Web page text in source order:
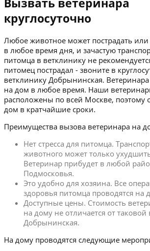
Вызвать ветеринара
круглосуточно
Любое животное может пострадать
в любое время дня, и зачастую
питомца в ветклинику не
питомец пострадал - звоните в
ветклинику Добрынинская.
на дом в любое время. Наши
расположены по всей Москве,
дом в кратчайшие сроки.
Преимущества вызова ветеринара на
Нет стресса для питомца.
животного может только
Ветеринар прибудет в любой
Подмосковья.
Это удобно для хозяина. Все
здоровья питомца проводятся на
Доступные цены. Стоимость
на дому не отличается от
Добрынинская.
На дому проводятся следующие